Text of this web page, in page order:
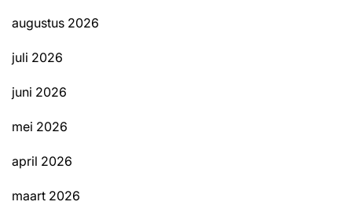
augustus 2026
juli 2026
juni 2026
mei 2026
april 2026
maart 2026